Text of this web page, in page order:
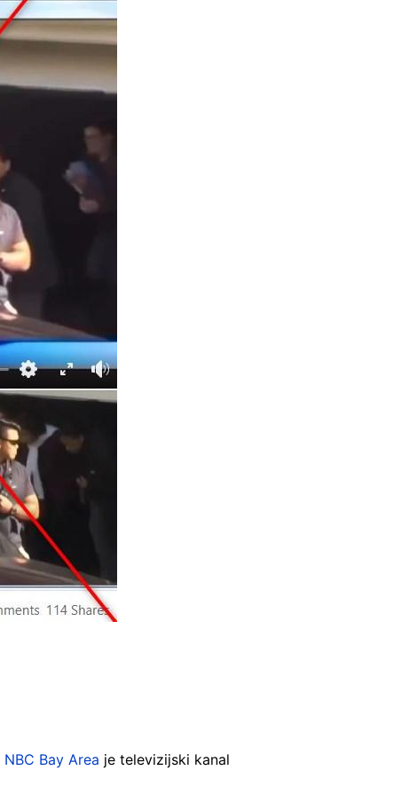
NBC Bay Area je televizijski kanal